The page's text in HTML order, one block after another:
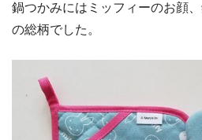
鍋つかみにはミッフィーのお顔
の総柄でした。